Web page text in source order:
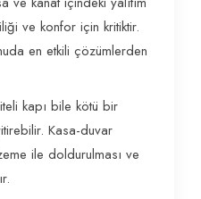
ve konfor için kritiktir.
en etkili çözümlerden
kapı bile kötü bir
Kasa-duvar
ile doldurulması ve